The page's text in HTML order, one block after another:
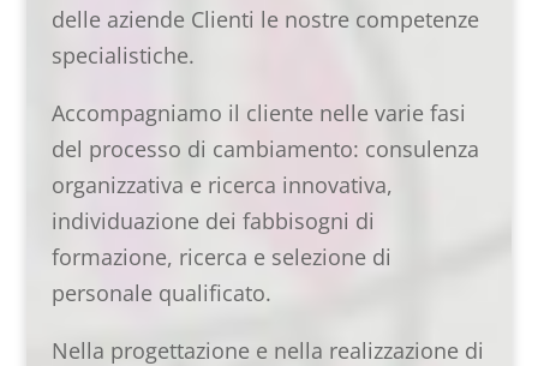
delle aziende Clienti le nostre competenze
specialistiche.
Accompagniamo il cliente nelle varie fasi
del processo di cambiamento: consulenza
organizzativa e ricerca innovativa,
individuazione dei fabbisogni di
formazione, ricerca e selezione di
personale qualificato.
Nella progettazione e nella realizzazione di